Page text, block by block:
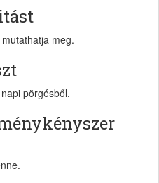
meg.
pörgésből.